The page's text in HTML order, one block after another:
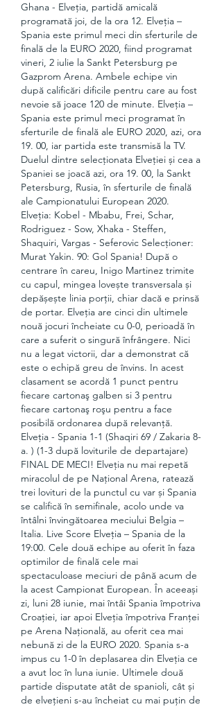
Ghana - Elveția, partidă amicală
programată joi, de la ora 12. Elveția –
Spania este primul meci din sferturile de
finală de la EURO 2020, fiind programat
vineri, 2 iulie la Sankt Petersburg pe
Gazprom Arena. Ambele echipe vin
după calificări dificile pentru care au fost
nevoie să joace 120 de minute. Elveția –
Spania este primul meci programat în
sferturile de finală ale EURO 2020, azi, ora
19. 00, iar partida este transmisă la TV.
Duelul dintre selecționata Elveției și cea a
Spaniei se joacă azi, ora 19. 00, la Sankt
Petersburg, Rusia, în sferturile de finală
ale Campionatului European 2020.
Elveția: Kobel - Mbabu, Frei, Schar,
Rodriguez - Sow, Xhaka - Steffen,
Shaquiri, Vargas - Seferovic Selecționer:
Murat Yakin. 90: Gol Spania! După o
centrare în careu, Inigo Martinez trimite
cu capul, mingea lovește transversala și
depășește linia porții, chiar dacă e prinsă
de portar. Elveția are cinci din ultimele
nouă jocuri încheiate cu 0-0, perioadă în
care a suferit o singură înfrângere. Nici
nu a legat victorii, dar a demonstrat că
este o echipă greu de învins. In acest
clasament se acordă 1 punct pentru
fiecare cartonaş galben si 3 pentru
fiecare cartonaş roşu pentru a face
posibilă ordonarea după relevanţă.
Elveția - Spania 1-1 (Shaqiri 69 / Zakaria 8-
a. ) (1-3 după loviturile de departajare)
FINAL DE MECI! Elveția nu mai repetă
miracolul de pe Național Arena, ratează
trei lovituri de la punctul cu var și Spania
se califică în semifinale, acolo unde va
întâlni învingătoarea meciului Belgia –
Italia. Live Score Elveția – Spania de la
19:00. Cele două echipe au oferit în faza
optimilor de finală cele mai
spectaculoase meciuri de până acum de
la acest Campionat European. În aceeași
zi, luni 28 iunie, mai întâi Spania împotriva
Croației, iar apoi Elveția împotriva Franței
pe Arena Națională, au oferit cea mai
nebună zi de la EURO 2020. Spania s-a
impus cu 1-0 în deplasarea din Elveția ce
a avut loc în luna iunie. Ultimele două
partide disputate atât de spanioli, cât și
de elvețieni s-au încheiat cu mai puțin de